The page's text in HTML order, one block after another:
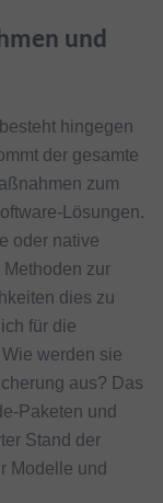
und
hingegen
der gesamte
zum
Lösungen.
oder native
zur
dies zu
für die
werden sie
aus? Das
Paketen und
Stand der
Modelle und